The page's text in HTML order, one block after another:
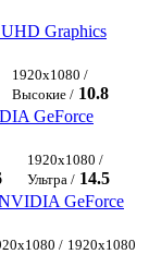
Graphics
1920x1080 /
Высокие / 10.8
GeForce
1920x1080 /
Ультра / 14.5
GeForce
/ 1920x1080